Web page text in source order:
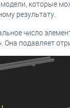
которые
результату.
число
Она подавляет